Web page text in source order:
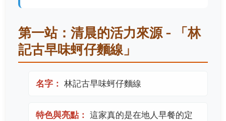
第一站：清晨的活力來源 - 「林
記古早味蚵仔麵線」
名字： 林記古早味蚵仔麵線
特色與亮點： 這家真的是在地人早餐的定